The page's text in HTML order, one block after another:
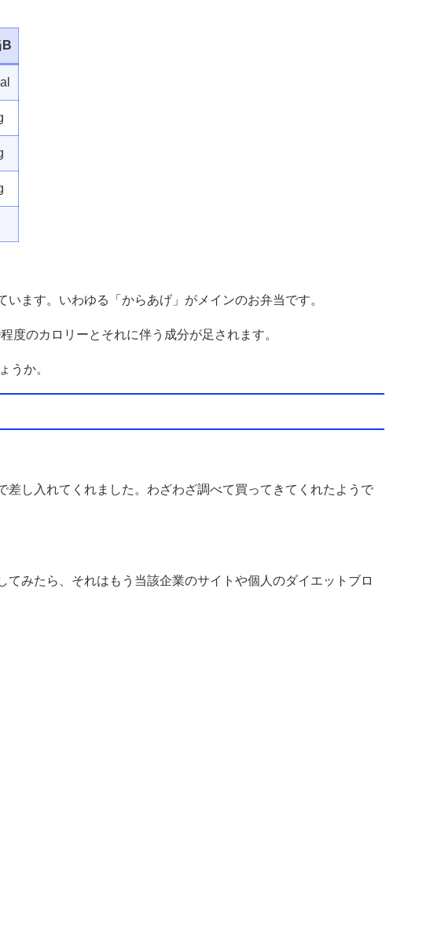
B
ます。いわゆる「からあげ」がメインのお弁当です。
度のカロリーとそれに伴う成分が足されます。
うか。
し入れてくれました。わざわざ調べて買ってきてくれたようで
みたら、それはもう当該企業のサイトや個人のダイエットブロ